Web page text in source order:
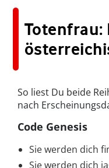
Totenfrau:
So liest Du beide
nach
Code Genesis
Sie werden dich
Sie werden dich